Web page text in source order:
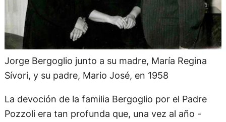
Jorge Bergoglio junto a su madre, María Regina
Sívori, y su padre, Mario José, en 1958
La devoción de la familia Bergoglio por el Padre
Pozzoli era tan profunda que, una vez al año -